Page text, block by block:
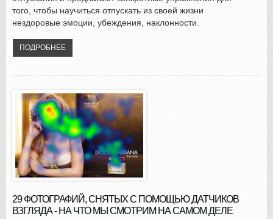
того, чтобы научиться отпускать из своей жизни
нездоровые эмоции, убеждения, наклонности.
ПОДРОБНЕЕ
29 ФОТОГРАФИЙ, СНЯТЫХ С ПОМОЩЬЮ ДАТЧИКОВ
ВЗГЛЯДА - НА ЧТО МЫ СМОТРИМ НА САМОМ ДЕЛЕ